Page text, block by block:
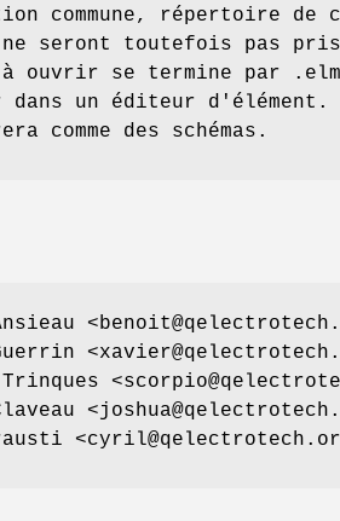
commune, répertoire
ne seront toutefois pas
ouvrir se termine par
un éditeur
comme des schémas.